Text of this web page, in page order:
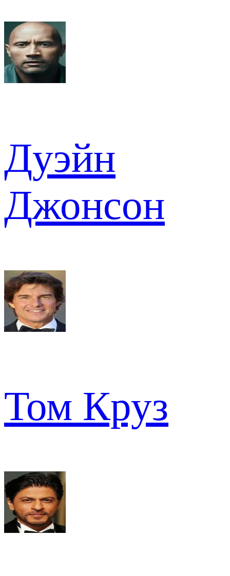
Дуэйн
Джонсон
Том Круз